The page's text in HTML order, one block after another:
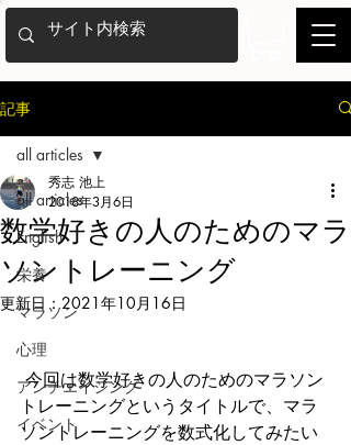
記事
all articles
English
栄養
マラソン
心理
アンチエイジング
イベント
all articles
数学好きの人のためのマラ
ソントレーニング
秀志 池上
2018年3月6日
更新日：2021年10月16日
今回は数学好きの人のためのマラソン
トレーニングというタイトルで、マラ
ソントレーニングを数式化してみたい